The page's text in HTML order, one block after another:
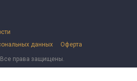
данных
Оферта
права защищены.